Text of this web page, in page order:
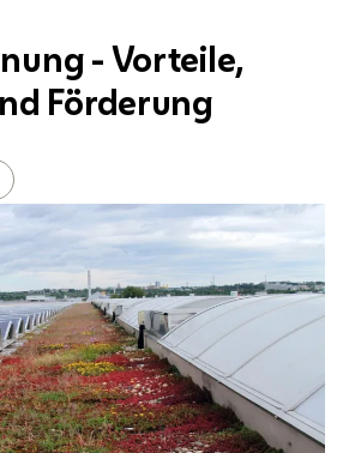
- Vorteile,
Förderung